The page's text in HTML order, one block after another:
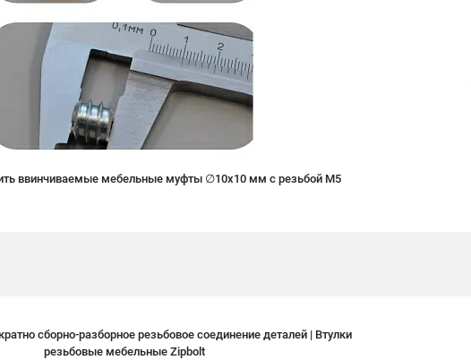
ввинчиваемые мебельные муфты ∅10х10 мм с резьбой М5
сборно-разборное резьбовое соединение деталей | Втулки
резьбовые мебельные Zipbolt